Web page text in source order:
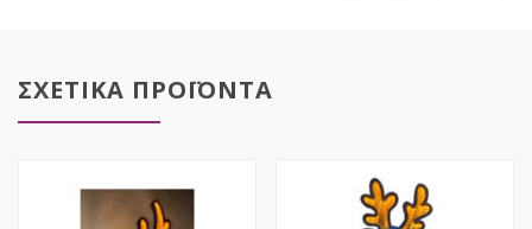
ΣΧΕΤΙΚΑ ΠΡΟΪΟΝΤΑ